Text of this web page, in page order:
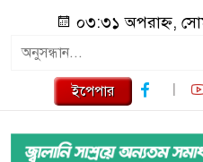
০৩:৩১ অপরাহ্ন,
ইপেপার